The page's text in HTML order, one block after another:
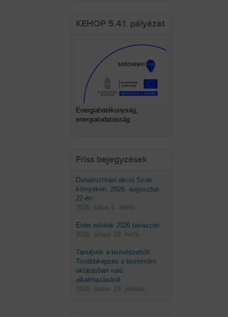
KEHOP 5.4.1. pályázat
Energiahatékonyság,
energiatudatosság
Friss bejegyzések
Dunatisztítási akció Szob
környékén, 2026. augusztus
22-én
2026. július 6. hétfő.
Erdei iskolák 2026 tavaszán
2026. június 29. hétfő.
Tanuljunk a természettől!
Továbbképzés a biomimikri
oktatásban való
alkalmazásáról
2026. június 19. péntek.